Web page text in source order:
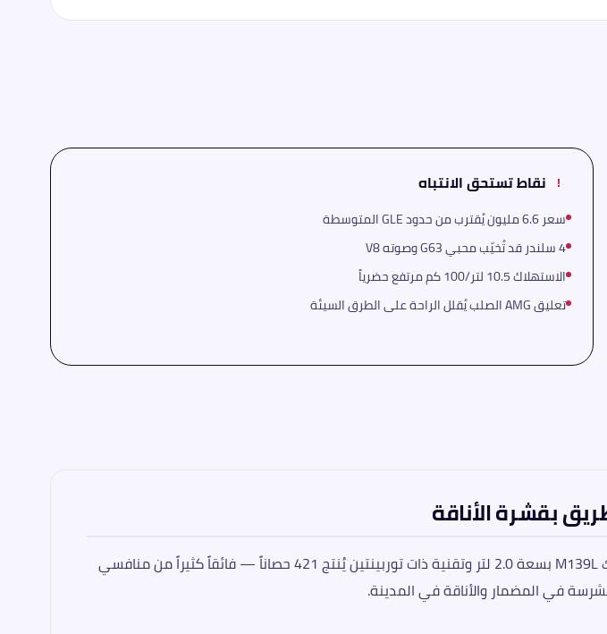
! نقاط تستحق الانتباه
سعر 6.6 مليون يُقترب من حدود GLE المتوسطة
4 سلندر قد تُخيّب محبي G63 وصوته V8
الاستهلاك 10.5 لتر/100 كم مرتفع حضرياً
تعليق AMG الصلب يُقلل الراحة على الطرق السيئة
AMG GLC43 Coupé تُثبت أن الـ SUV الرياضي لا يحتاج إلى V8 ليكون مثيراً للإعجاب. المحرك M139L بسعة 2.0 لتر وتقنية ذات توربينتين يُنتج 421 حصاناً — فائقاً كثيراً من منافسي